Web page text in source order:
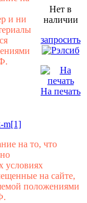
и ни
Нет в
наличии
запросить
На печать
на то, что
условиях
на сайте,
положениями